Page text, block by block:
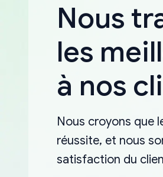
Nous
les
à nos
Nous croyons que
réussite, et nous
satisfaction du